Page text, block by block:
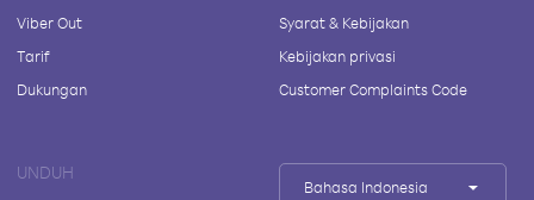
Viber Out
Tarif
Dukungan
Syarat & Kebijakan
Kebijakan privasi
Customer Complaints Code
UNDUH
Bahasa Indonesia